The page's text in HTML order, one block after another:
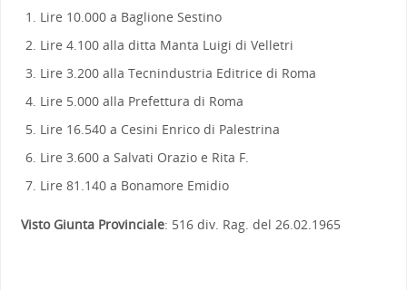
Lire 10.000 a Baglione Sestino
Lire 4.100 alla ditta Manta Luigi di Velletri
Lire 3.200 alla Tecnindustria Editrice di Roma
Lire 5.000 alla Prefettura di Roma
Lire 16.540 a Cesini Enrico di Palestrina
Lire 3.600 a Salvati Orazio e Rita F.
Lire 81.140 a Bonamore Emidio
Visto Giunta Provinciale: 516 div. Rag. del 26.02.1965